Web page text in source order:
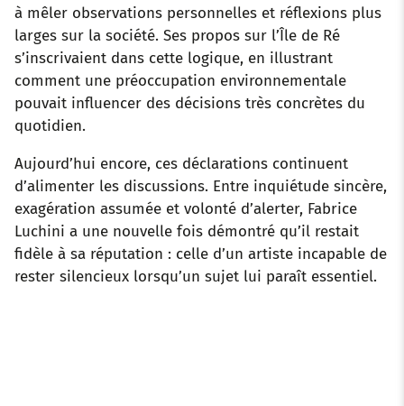
à mêler observations personnelles et réflexions plus
larges sur la société. Ses propos sur l’Île de Ré
s’inscrivaient dans cette logique, en illustrant
comment une préoccupation environnementale
pouvait influencer des décisions très concrètes du
quotidien.
Aujourd’hui encore, ces déclarations continuent
d’alimenter les discussions. Entre inquiétude sincère,
exagération assumée et volonté d’alerter, Fabrice
Luchini a une nouvelle fois démontré qu’il restait
fidèle à sa réputation : celle d’un artiste incapable de
rester silencieux lorsqu’un sujet lui paraît essentiel.